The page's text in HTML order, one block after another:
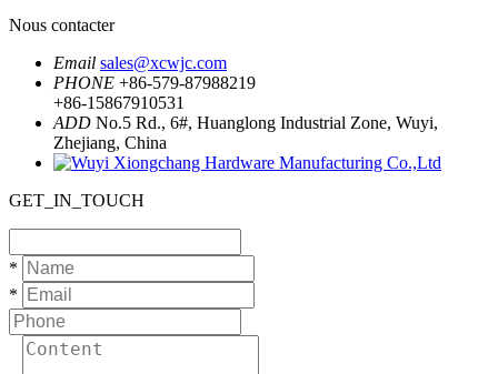
Nous contacter
Email sales@xcwjc.com
PHONE +86-579-87988219
+86-15867910531
ADD No.5 Rd., 6#, Huanglong Industrial Zone, Wuyi,
Zhejiang, China
GET_IN_TOUCH
*
*